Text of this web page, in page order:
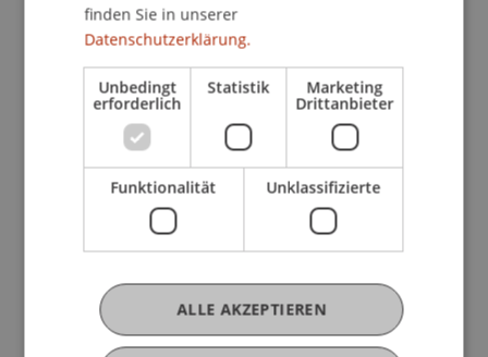
finden Sie in unserer
Datenschutzerklärung.
Unbedingt
erforderlich
Statistik Marketing
Drittanbieter
Funktionalität Unklassifizierte
ALLE AKZEPTIEREN